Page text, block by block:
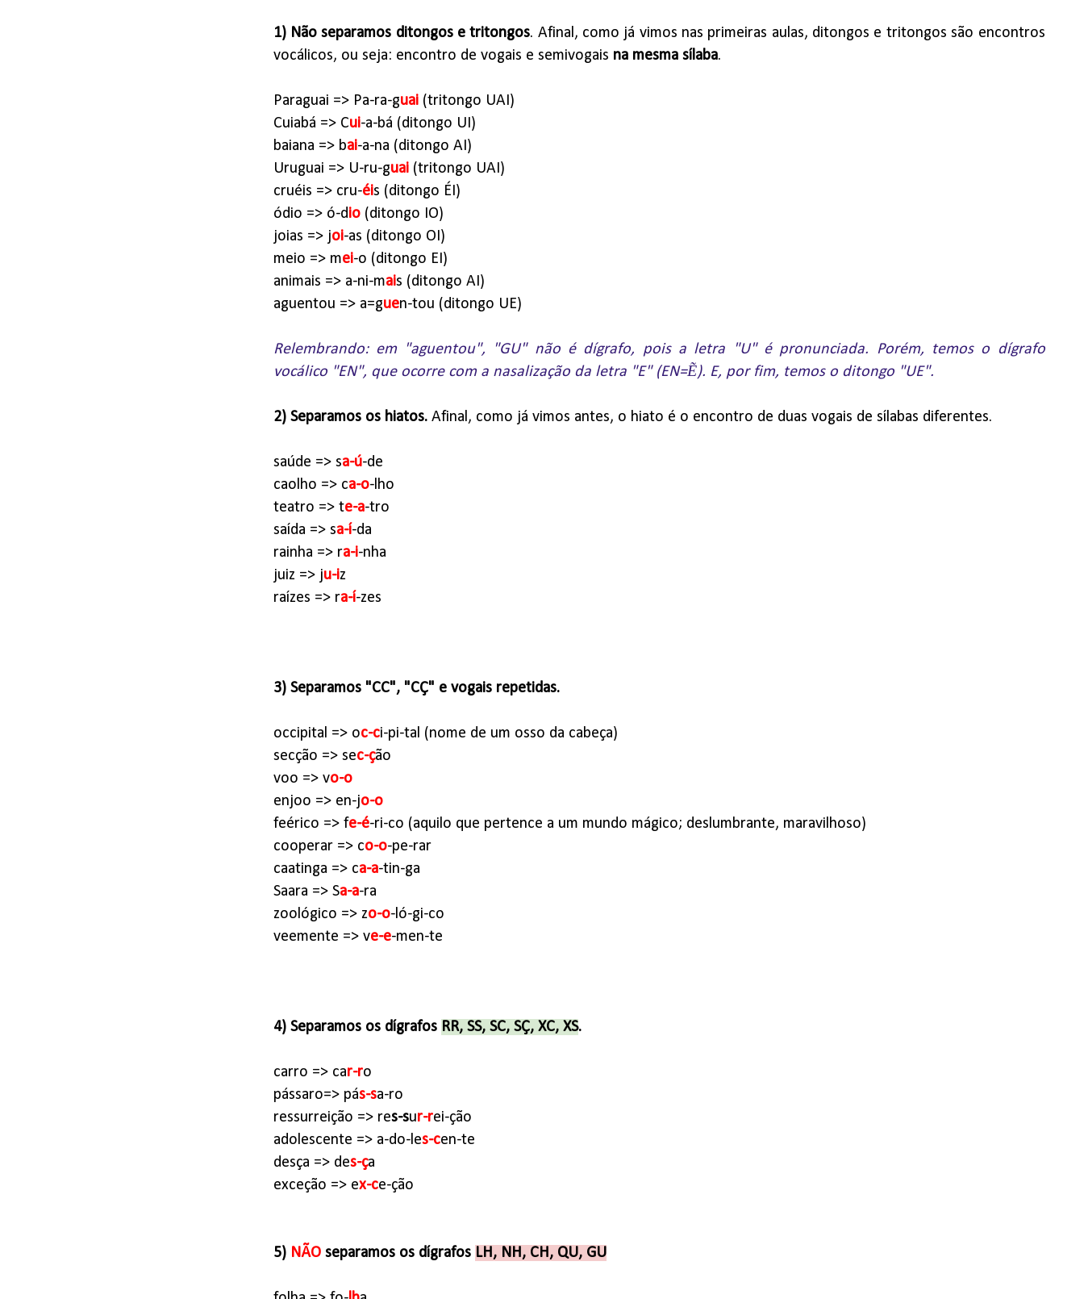
1) Não separamos ditongos e tritongos. Afinal, como já vimos nas primeiras aulas, ditongos e tritongos são encontros
vocálicos, ou seja: encontro de vogais e semivogais na mesma sílaba.
Paraguai => Pa-ra-guai(tritongo UAI)
Cuiabá => Cui-a-bá (ditongo UI)
baiana => bai-a-na (ditongo AI)
Uruguai => U-ru-guai(tritongo UAI)
cruéis => cru-éis (ditongo ÉI)
ódio => ó-dio(ditongo IO)
joias => joi-as (ditongo OI)
meio => mei-o (ditongo EI)
animais => a-ni-mais (ditongo AI)
aguentou => a=guen-tou (ditongo UE)
Relembrando: em "aguentou", "GU" não é dígrafo, pois a letra "U" é pronunciada. Porém, temos o dígrafo
vocálico "EN", que ocorre com a nasalização da letra "E" (EN=Ẽ). E, por fim, temos o ditongo "UE".
2) Separamos os hiatos.Afinal, como já vimos antes, o hiato é o encontro de duas vogais de sílabas diferentes.
saúde => sa-ú-de
caolho => ca-o-lho
teatro => te-a-tro
saída => sa-í-da
rainha => ra-i-nha
juiz => ju-iz
raízes => ra-í-zes
3) Separamos "CC", "CÇ" e vogais repetidas.
occipital => oc-ci-pi-tal (nome de um osso da cabeça)
secção => sec-ção
voo => vo-o
enjoo => en-jo-o
feérico => fe-é-ri-co (aquilo que pertence a um mundo mágico; deslumbrante, maravilhoso)
cooperar => co-o-pe-rar
caatinga => ca-a-tin-ga
Saara => Sa-a-ra
zoológico => zo-o-ló-gi-co
veemente => ve-e-men-te
4) Separamos os dígrafos RR, SS, SC, SÇ, XC, XS.
carro => car-ro
pássaro=> pás-sa-ro
ressurreição => res-sur-rei-ção
adolescente => a-do-les-cen-te
desça => des-ça
exceção => ex-ce-ção
5) NÃOseparamos os dígrafos LH, NH, CH, QU, GU